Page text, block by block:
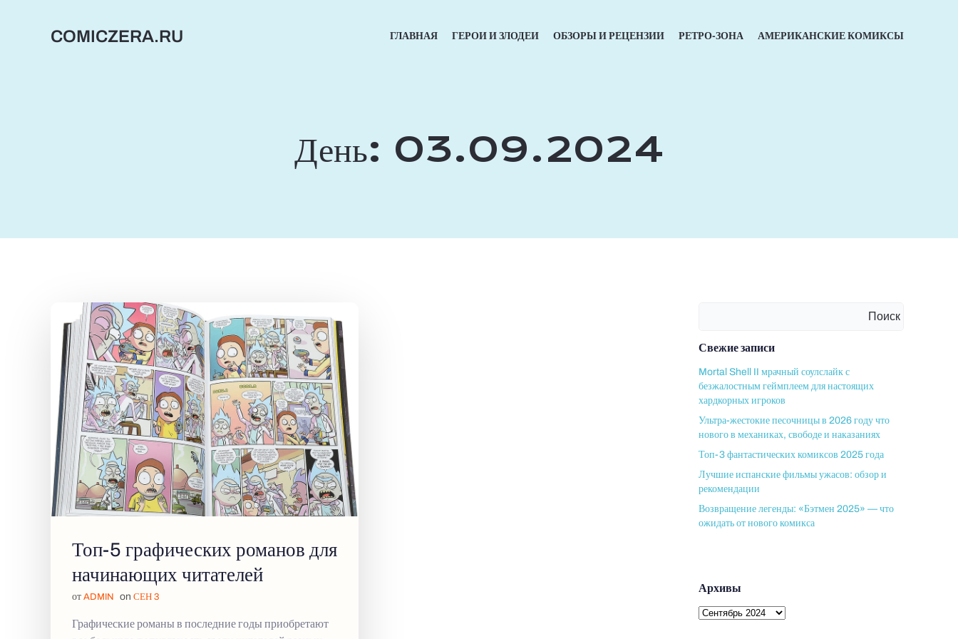
содержимомуCOMICZERA.RU ГЛАВНАЯ ГЕРОИ И ЗЛОДЕИ ОБЗОРЫ И РЕЦЕНЗИИ РЕТРО-ЗОНА АМЕРИКАНСКИЕ КОМИКСЫ
День: 03.09.2024
Топ-5 графических романов для
начинающих читателей
от ADMIN on СЕН 3
Графические романы в последние годы приобретают
Поиск
Свежие записи
Mortal Shell II мрачный соулслайк с
безжалостным геймплеем для настоящих
хардкорных игроков
Ультра-жестокие песочницы в 2026 году что
нового в механиках, свободе и наказаниях
Топ-3 фантастических комиксов 2025 года
Лучшие испанские фильмы ужасов: обзор и
рекомендации
Возвращение легенды: «Бэтмен 2025» — что
ожидать от нового комикса
Архивы
Архивы